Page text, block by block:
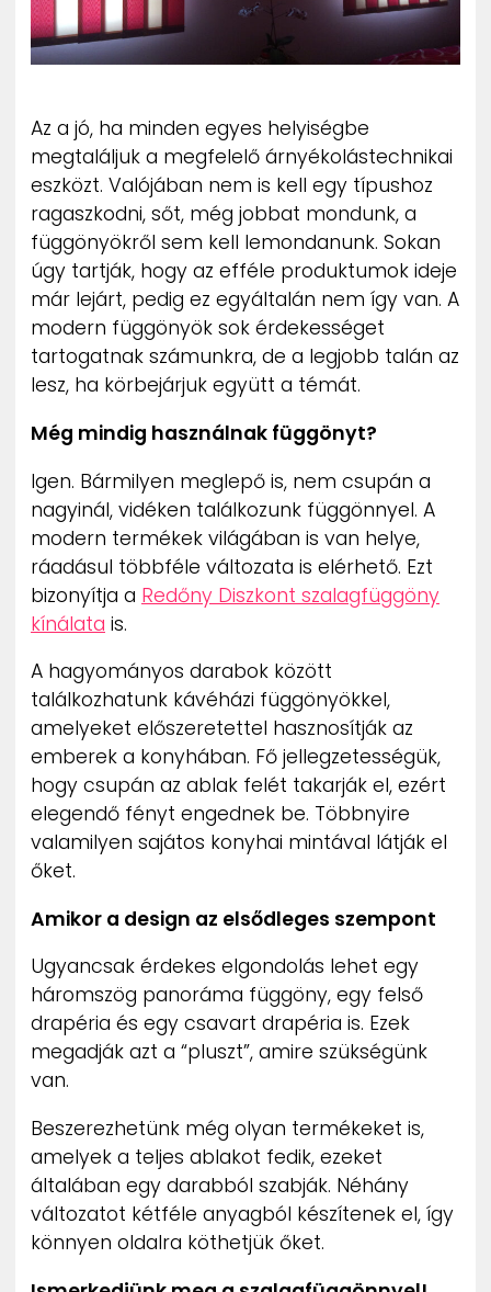
ZENE
PR-ARCHÍVUM
ADATKEZELÉSI TÁJÉKOZTATÓ
Az a jó, ha minden egyes helyiségbe
megtaláljuk a megfelelő árnyékolástechnikai
eszközt. Valójában nem is kell egy típushoz
ragaszkodni, sőt, még jobbat mondunk, a
függönyökről sem kell lemondanunk. Sokan
úgy tartják, hogy az efféle produktumok ideje
már lejárt, pedig ez egyáltalán nem így van. A
modern függönyök sok érdekességet
tartogatnak számunkra, de a legjobb talán az
lesz, ha körbejárjuk együtt a témát.
Még mindig használnak függönyt?
Igen. Bármilyen meglepő is, nem csupán a
nagyinál, vidéken találkozunk függönnyel. A
modern termékek világában is van helye,
ráadásul többféle változata is elérhető. Ezt
bizonyítja a Redőny Diszkont szalagfüggöny
kínálata is.
A hagyományos darabok között
találkozhatunk kávéházi függönyökkel,
amelyeket előszeretettel hasznosítják az
emberek a konyhában. Fő jellegzetességük,
hogy csupán az ablak felét takarják el, ezért
elegendő fényt engednek be. Többnyire
valamilyen sajátos konyhai mintával látják el
őket.
Amikor a design az elsődleges szempont
Ugyancsak érdekes elgondolás lehet egy
háromszög panoráma függöny, egy felső
drapéria és egy csavart drapéria is. Ezek
megadják azt a “pluszt”, amire szükségünk
van.
Beszerezhetünk még olyan termékeket is,
amelyek a teljes ablakot fedik, ezeket
általában egy darabból szabják. Néhány
változatot kétféle anyagból készítenek el, így
könnyen oldalra köthetjük őket.